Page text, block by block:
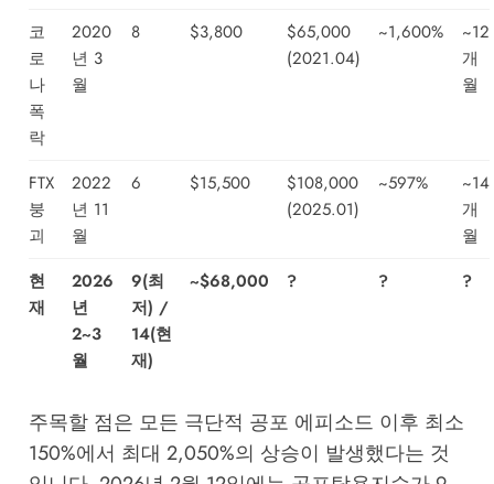
코
로
나
폭
락
2020
년 3
월
8 $3,800
$65,000
(2021.04)
~1,600%
~12
개
월
FTX
붕
괴
2022
년 11
월
6 $15,500
$108,000
(2025.01)
~597%
~14
개
월
현
재
2026
년
2~3
월
9(최
저) /
14(현
재)
~$68,000 ? ? ?
주목할 점은 모든 극단적 공포 에피소드 이후 최소
150%에서 최대 2,050%의 상승이 발생했다는 것